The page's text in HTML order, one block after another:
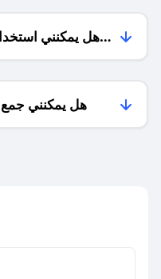
هل يمكنني
هل يمكنني